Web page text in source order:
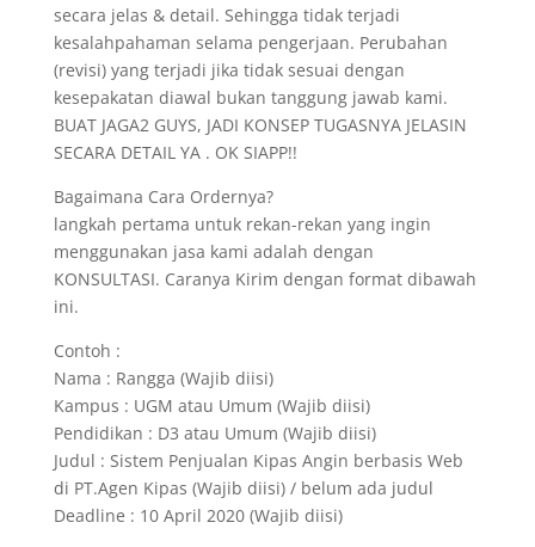
secara jelas & detail. Sehingga tidak terjadi
kesalahpahaman selama pengerjaan. Perubahan
(revisi) yang terjadi jika tidak sesuai dengan
kesepakatan diawal bukan tanggung jawab kami.
BUAT JAGA2 GUYS, JADI KONSEP TUGASNYA JELASIN
SECARA DETAIL YA . OK SIAPP!!
Bagaimana Cara Ordernya?
langkah pertama untuk rekan-rekan yang ingin
menggunakan jasa kami adalah dengan
KONSULTASI. Caranya Kirim dengan format dibawah
ini.
Contoh :
Nama : Rangga (Wajib diisi)
Kampus : UGM atau Umum (Wajib diisi)
Pendidikan : D3 atau Umum (Wajib diisi)
Judul : Sistem Penjualan Kipas Angin berbasis Web
di PT.Agen Kipas (Wajib diisi) / belum ada judul
Deadline : 10 April 2020 (Wajib diisi)